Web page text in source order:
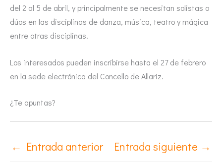
del 2 al 5 de abril, y principalmente se necesitan solistas o
dúos en las disciplinas de danza, música, teatro y mágica
entre otras disciplinas.
Los interesados pueden inscribirse hasta el 27 de febrero
en la sede electrónica del Concello de Allariz.
¿Te apuntas?
← Entrada anterior Entrada siguiente →